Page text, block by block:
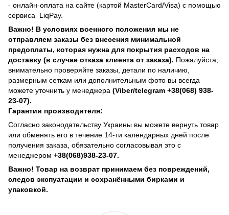
- онлайн-оплата на сайте (картой MasterCard/Visa) с помощью
сервиса LiqPay.
Важно! В условиях военного положения мы не
отправляем заказы без внесения минимальной
предоплаты, которая нужна для покрытия расходов на
доставку (в случае отказа клиента от заказа). Пожалуйста,
внимательно проверяйте заказы, детали по наличию,
размерным сеткам или дополнительным фото вы всегда
можете уточнить у менеджера (Viber/telegram +38(068) 938-
23-07).
Гарантии производителя:
Согласно законодательству Украины вы можете вернуть товар
или обменять его в течение 14-ти календарных дней после
получения заказа, обязательно согласовывая это с
менеджером +38(068)938-23-07.
Важно! Товар на возврат принимаем без повреждений,
следов экспуатации и сохранёнными бирками и
упаковкой.